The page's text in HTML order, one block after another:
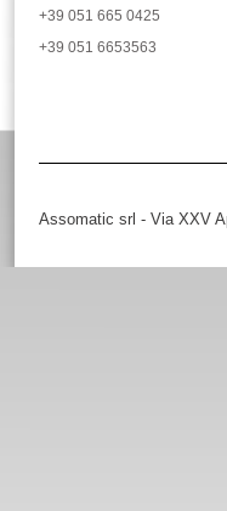
+39 051 665 0425
+39 051 6653563
Assomatic srl - Via XXV